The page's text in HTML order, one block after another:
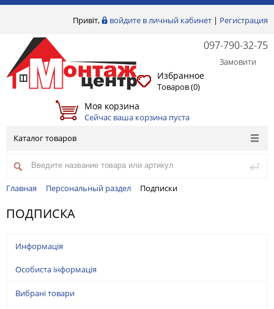
Привіт, войдите в личный кабинет | Регистрация
097-790-32-75
Замовити
Избранное
Товаров (0)
Моя корзина
Сейчас ваша корзина пуста
Каталог товаров
Главная Персональный раздел Подписки
ПОДПИСКА
Информація
Особиста інформація
Вибрані товари